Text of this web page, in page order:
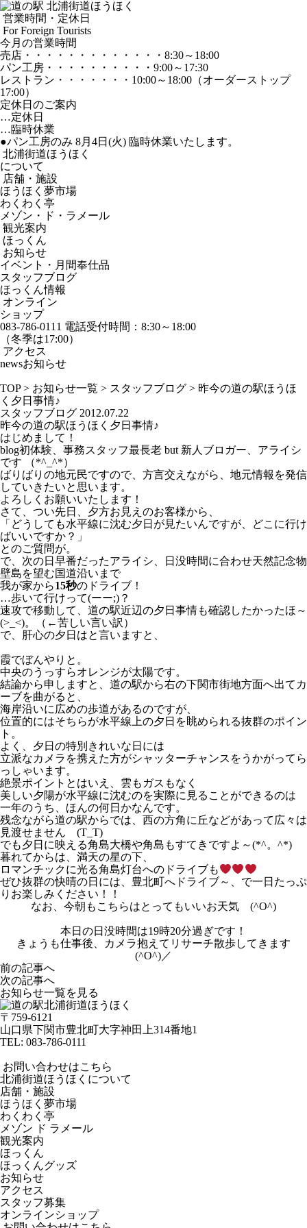
営業時間・定休日
For Foreign Tourists
今月の営業時間
売店 ・・・・・・・・・・・・・ 8:30～18:00
パン工房 ・・・・・・・・・・ 9:00～17:30
レストラン ・・・・・・・ 10:00～18:00 （オーダーストップ
17:00）
定休日のご案内
…定休日
…臨時休業
●パン工房のみ 8月4日(火) 臨時休業いたします。
北浦街道ほうほく
について
店舗・施設
ほうほく夢市場
わくわく亭
メゾン・ド・ラメール
観光案内
ほっくん
お知らせ
イベント・月間奉仕品
スタッフブログ
ほっくん情報
オンライン
ショップ
083-786-0111 電話受付時間：8:30～18:00
（冬季は17:00）
アクセス
newsお知らせ
TOP> お知らせ一覧 > スタッフブログ > 昨今の道の駅ほうほ
く夕日事情♪
スタッフブログ 2012.07.22
昨今の道の駅ほうほく夕日事情♪
はじめまして！
blog初体験、事務スタッフ最長老 but 新人ブロガー、アライシ
です （*^_^*）
ばりばりの地元民ですので、方言交えながら、地元情報を発信
していきたいと思います。
よろしくお願いいたします！
さて、つい先日、夕方お見えのお客様から、
「どうしても水平線に沈む夕日が見たいんですが、どこに行け
ばいいですか？」
とのご質問が。
で、次の日早番だったアライシ、日没時間に合わせ天然記念物
壁島を望む国道沿いまで
我が家から15秒のドライブ！
…歩いて行けって(ーー;)？
速攻で移動して、道の駅近辺の夕日事情も確認したかったほ～
(>_<)。（←苦しい言い訳）
で、肝心の夕日はと言いますと、
霞でぼんやりと。
中央のうっすらオレンジが太陽です。
結論から申しますと、道の駅から右の下関市街地方面へ出てカ
ーブを曲がると、
海岸沿いに広めの歩道があるのですが、
位置的にはそちらが水平線上の夕日を眺められる抜群のポイン
ト。
よく、夕日の特別きれいな日には
立派なカメラを携えた方がシャッターチャンスをうかがってら
っしゃいます。
絶景ポイントとはいえ、雲もガスもなく
美しい夕陽が水平線に沈むのを実際に見ることができるのは
一年のうち、ほんの何日かなんです。
残念ながら道の駅からでは、西の方角に丘などがあって広々は
見渡せません (T_T)
でも夕日に映える角島大橋や角島もすてきですよ～(*^。^*)
暮れてからは、満天の星の下、
ロマンチックに光る角島灯台へのドライブも
ぜひ抜群の快晴の日には、豊北町へドライブ～、で一日たっぷ
りお楽しみください！！
なお、今朝もこちらはとってもいいお天気 (^O^)
本日の日没時間は19時20分過ぎです！
きょうも仕事後、カメラ抱えてリサーチ散歩してきます
(^O^)／
前の記事へ
次の記事へ
お知らせ一覧を見る
〒759-6121
山口県下関市豊北町大字神田上314番地1
TEL: 083-786-0111
お問い合わせはこちら
北浦街道ほうほくについて
店舗・施設
ほうほく夢市場
わくわく亭
メゾン ド ラメール
観光案内
ほっくん
ほっくんグッズ
お知らせ
アクセス
スタッフ募集
オンラインショップ